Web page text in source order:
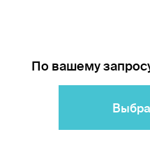
По вашему